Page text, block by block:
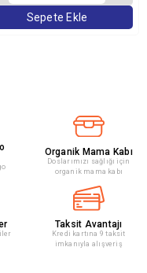
Sepete Ekle
Organik Mama Kabı
Doslarımızı sağlığı için
organik mama kabı
Taksit Avantajı
Kredi kartına 9 taksit
imkanıyla alışveriş